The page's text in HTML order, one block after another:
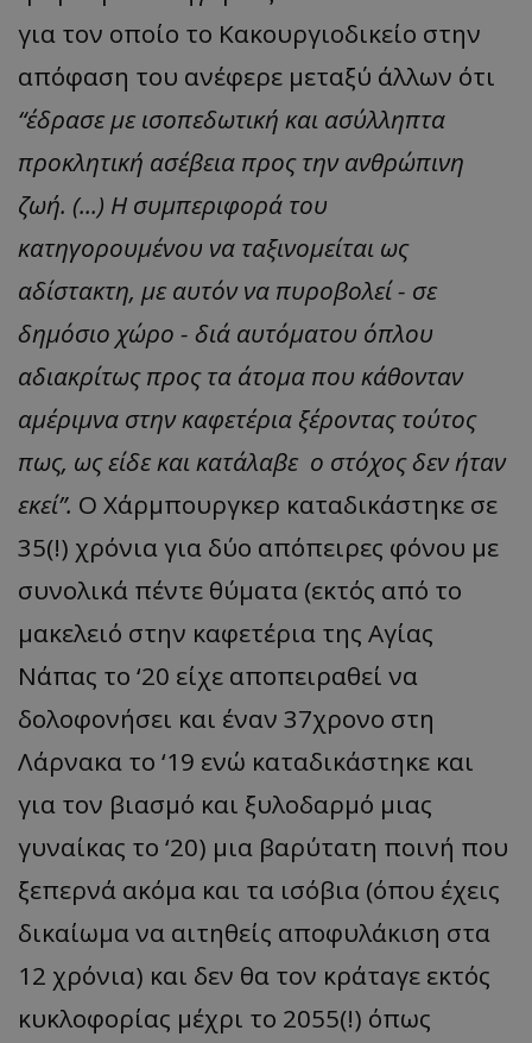
για τον οποίο το Κακουργιοδικείο στην
απόφαση του ανέφερε μεταξύ άλλων ότι
“έδρασε με ισοπεδωτική και ασύλληπτα
προκλητική ασέβεια προς την ανθρώπινη
ζωή. (...) Η συμπεριφορά του
κατηγορουμένου να ταξινομείται ως
αδίστακτη, με αυτόν να πυροβολεί - σε
δημόσιο χώρο - διά αυτόματου όπλου
αδιακρίτως προς τα άτομα που κάθονταν
αμέριμνα στην καφετέρια ξέροντας τούτος
πως, ως είδε και κατάλαβε ο στόχος δεν ήταν
εκεί”. Ο Χάρμπουργκερ καταδικάστηκε σε
35(!) χρόνια για δύο απόπειρες φόνου με
συνολικά πέντε θύματα (εκτός από το
μακελειό στην καφετέρια της Αγίας
Νάπας το ‘20 είχε αποπειραθεί να
δολοφονήσει και έναν 37χρονο στη
Λάρνακα το ‘19 ενώ καταδικάστηκε και
για τον βιασμό και ξυλοδαρμό μιας
γυναίκας το ‘20) μια βαρύτατη ποινή που
ξεπερνά ακόμα και τα ισόβια (όπου έχεις
δικαίωμα να αιτηθείς αποφυλάκιση στα
12 χρόνια) και δεν θα τον κράταγε εκτός
κυκλοφορίας μέχρι το 2055(!) όπως